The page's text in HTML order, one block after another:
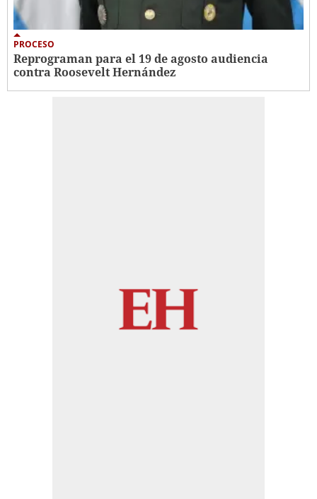
PROCESO
Reprograman para el 19 de agosto audiencia
contra Roosevelt Hernández